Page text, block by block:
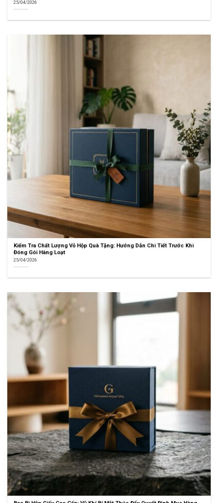
25/04/2026
Kiểm Tra Chất Lượng Vỏ Hộp Quà Tặng: Hướng Dẫn Chi Tiết Trước Khi
Đóng Gói Hàng Loạt
25/04/2026